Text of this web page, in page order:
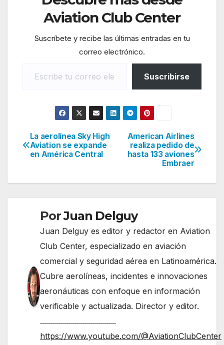
Aviation Club Center
Suscríbete y recibe las últimas entradas en tu
correo electrónico.
Suscribirse
Navegación
de
entradas
American Airlines
realiza pedido de
hasta 133 aviones
Embraer
La aerolínea Sky High
Aviation se expande
en América Central
PorJuan Delguy
Juan Delguy es editor y redactor en Aviation
Club Center, especializado en aviación
comercial y seguridad aérea en Latinoamérica.
Cubre aerolíneas, incidentes e innovaciones
aeronáuticas con enfoque en información
verificable y actualizada. Director y editor.
......................................
https://www.youtube.com/@AviationClubCenter